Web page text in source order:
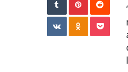
VKontakte Odnoklassniki Pocket